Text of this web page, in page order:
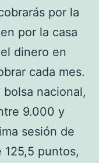
por la
por la casa
dinero en
cada mes.
nacional,
9.000 y
sesión de
puntos,